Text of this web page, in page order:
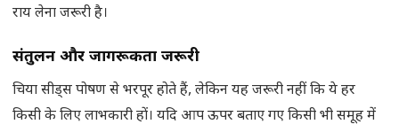
राय लेना जरूरी है।
संतुलन और जागरूकता जरूरी
चिया सीड्स पोषण से भरपूर होते हैं, लेकिन यह जरूरी नहीं कि ये हर
किसी के लिए लाभकारी हों। यदि आप ऊपर बताए गए किसी भी समूह में